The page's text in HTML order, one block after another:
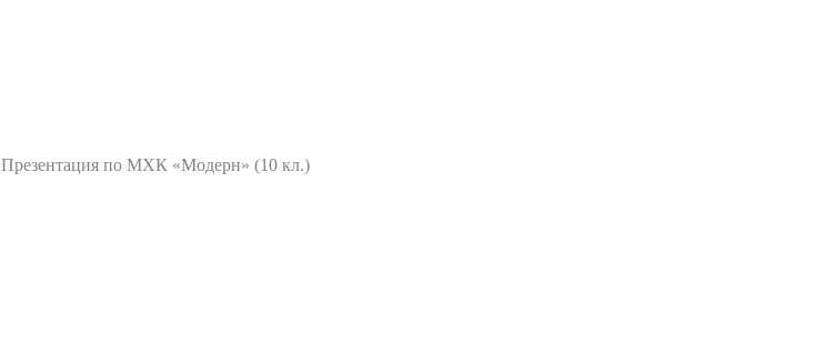
Презентация по МХК «Модерн» (10 кл.)